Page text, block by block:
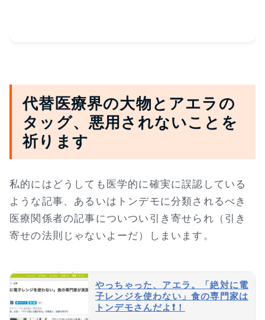
代替医療界の大物とアエラの
タッグ、悪用されないことを
祈ります
私的にはどうしても医学的に確実に誤認している
ような記事、あるいはトンデモに分類されるべき
医療関係者の記事についつい引き寄せられ（引き
寄せの法則じゃないよーだ）しまいます。
やっちゃった、アエラ。「絶対に電
子レンジを使わない」食の専門家は
トンデモさんだよ❗！